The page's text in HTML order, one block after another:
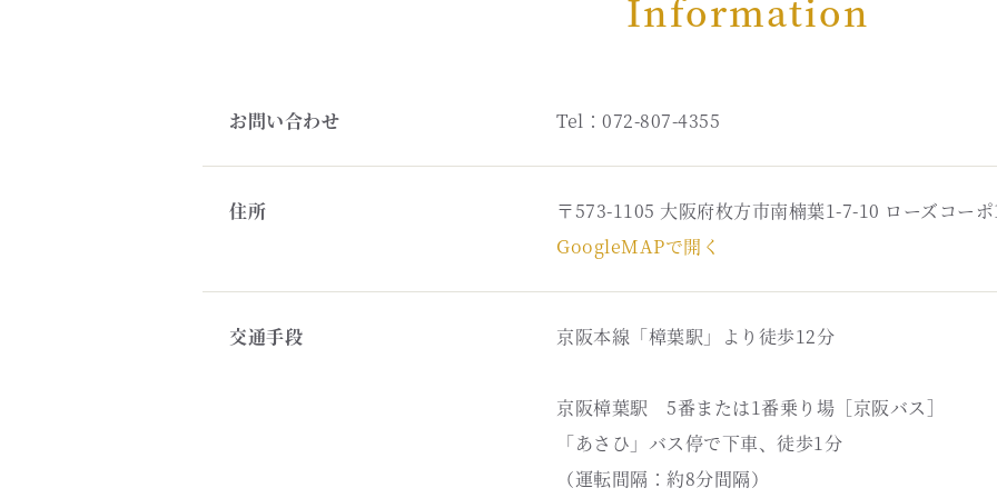
Information
お問い合わせ Tel：072-807-4355
住所
〒573-1105 大阪府枚方市南楠葉1-7-10 ローズコー
GoogleMAPで開く
交通手段 京阪本線「樟葉駅」より徒歩12分
京阪樟葉駅 5番または1番乗り場［京阪バス］
「あさひ」バス停で下車、徒歩1分
（運転間隔：約8分間隔）